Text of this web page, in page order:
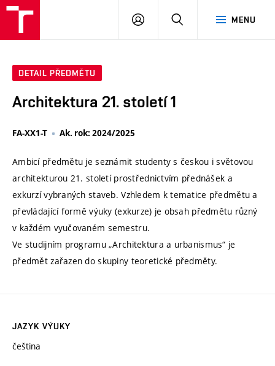
MENU
PŘIHLÁSIT
DETAIL PŘEDMĚTU
Architektura 21. století 1
FA-XX1-T Ak. rok: 2024/2025
Ambicí předmětu je seznámit studenty s českou i světovou
architekturou 21. století prostřednictvím přednášek a
exkurzí vybraných staveb. Vzhledem k tematice předmětu a
převládající formě výuky (exkurze) je obsah předmětu různý
v každém vyučovaném semestru.
Ve studijním programu „Architektura a urbanismus“ je
předmět zařazen do skupiny teoretické předměty.
JAZYK VÝUKY
čeština